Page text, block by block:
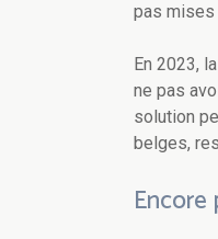
pas mises
En 2023,
ne pas
solution
belges,